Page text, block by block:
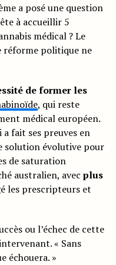
a posé une question
à accueillir 5
médical ? Le
réforme politique ne
de former les
, qui reste
médical européen.
a fait ses preuves en
solution évolutive pour
de saturation
australien, avec plus
les prescripteurs et
ou l’échec de cette
« Sans
échouera. »